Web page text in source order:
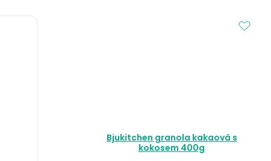
Bjukitchen granola kakaová s
kokosem 400g